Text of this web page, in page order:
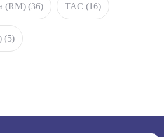
(RM) (36) TAC (16)
(5)